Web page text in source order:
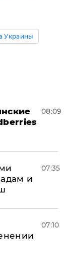
Украины
08:09
и
07:35
07:10